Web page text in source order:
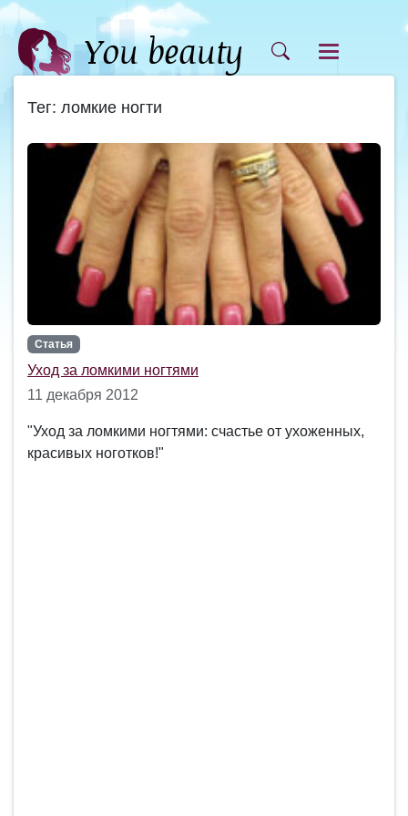
Тег: ломкие ногти
Статья
Уход за ломкими ногтями
11 декабря 2012
"Уход за ломкими ногтями: счастье от ухоженных,
красивых ноготков!"